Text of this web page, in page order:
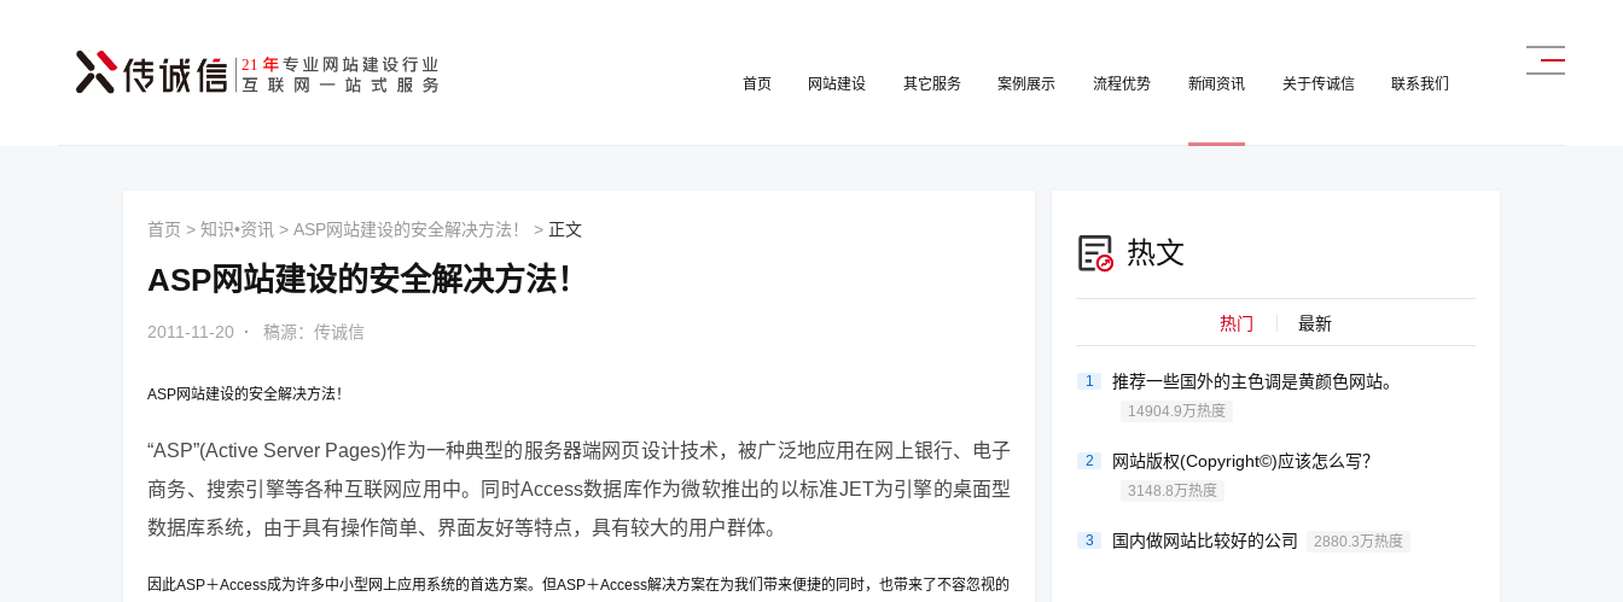
首页 网站建设 其它服务 案例展示 流程优势 新闻资讯 关于传诚信 联系我们
首页 > 知识•资讯 > ASP网站建设的安全解决方法！ > 正文
ASP网站建设的安全解决方法！
2011-11-20 · 稿源：传诚信
ASP网站建设的安全解决方法！
“ASP”(Active Server Pages)作为一种典型的服务器端网页设计技术，被广泛地应用在网上银行、电子
商务、搜索引擎等各种互联网应用中。同时Access数据库作为微软推出的以标准JET为引擎的桌面型
数据库系统，由于具有操作简单、界面友好等特点，具有较大的用户群体。
因此ASP＋Access成为许多中小型网上应用系统的首选方案。但ASP＋Access解决方案在为我们带来便捷的同时，也带来了不容忽视的
热文
热门 最新
1 推荐一些国外的主色调是黄颜色网站。
14904.9万热度
2 网站版权(Copyright©)应该怎么写？
3148.8万热度
3 国内做网站比较好的公司 2880.3万热度